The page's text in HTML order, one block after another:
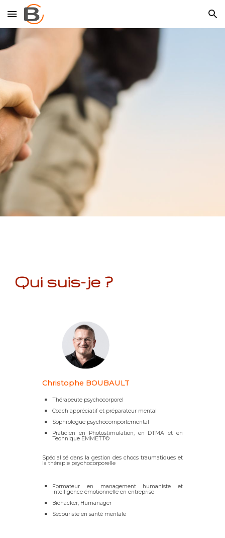
Skip to main content Skip to navigation
Qui suis-je ?
Christophe BOUBAULT
Thérapeute psychocorporel
Coach appréciatif et préparateur mental
Sophrologue psychocomportemental
Praticien en Photostimulation, en DTMA et en
Technique EMMETT©
Spécialisé dans la gestion des chocs traumatiques et
la thérapie psychocorporelle
Formateur en management humaniste et
intelligence émotionnelle en entreprise
Biohacker, Humanager
Secouriste en santé mentale